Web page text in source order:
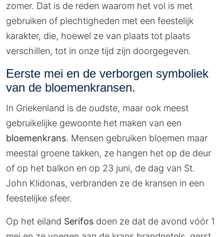
zomer. Dat is de reden waarom het vol is met
gebruiken of plechtigheden met een feestelijk
karakter, die, hoewel ze van plaats tot plaats
verschillen, tot in onze tijd zijn doorgegeven.
Eerste mei en de verborgen symboliek
van de bloemenkransen.
In Griekenland is de oudste, maar ook meest
gebruikelijke gewoonte het maken van een
bloemenkrans. Mensen gebruiken bloemen maar
meestal groene takken, ze hangen het op de deur
of op het balkon en op 23 juni, de dag van St.
John Klidonas, verbranden ze de kransen in een
feestelijke sfeer.
Op het eiland Serifos doen ze dat de avond vóór 1